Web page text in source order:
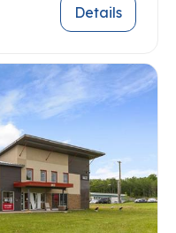
Details